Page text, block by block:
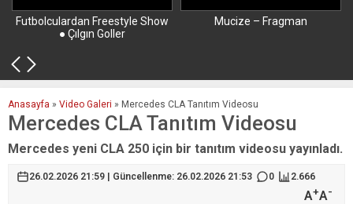
Futbolculardan Freestyle Show
● Çılgın Goller
Mucize – Fragman
Anasayfa » Video Galeri » Mercedes CLA Tanıtım Videosu
Mercedes CLA Tanıtım Videosu
Mercedes yeni CLA 250 için bir tanıtım videosu yayınladı.
26.02.2026 21:59 | Güncellenme: 26.02.2026 21:53 0 2.666
A+A-